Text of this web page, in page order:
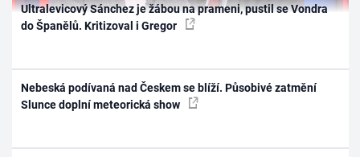
Ultralevicový Sánchez je žábou na prameni, pustil se Vondra
do Španělů. Kritizoval i Gregor
Nebeská podívaná nad Českem se blíží. Působivé zatmění
Slunce doplní meteorická show